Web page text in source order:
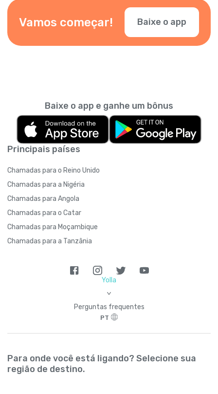
Vamos começar! Baixe o app
Principais países
Chamadas para o Reino Unido
Chamadas para a Nigéria
Chamadas para Angola
Chamadas para o Catar
Chamadas para Moçambique
Chamadas para a Tanzânia
Baixe o app e ganhe um bônus
Yolla
>
Perguntas frequentes
PT
Para onde você está ligando? Selecione sua
região de destino.